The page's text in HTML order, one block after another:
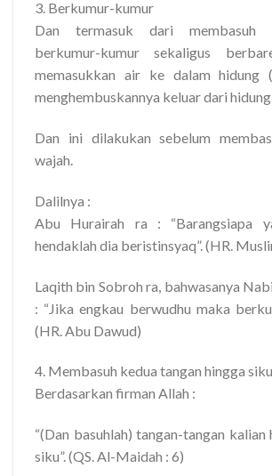
3. Berkumur-kumur
Dan termasuk dari membasuh
berkumur-kumur sekaligus
memasukkan air ke dalam hidung
menghembuskannya keluar dari
Dan ini dilakukan sebelum
wajah.
Dalilnya :
Abu Hurairah ra : “Barangsiapa
hendaklah dia beristinsyaq”. (HR.
Laqith bin Sobroh ra, bahwasanya
: “Jika engkau berwudhu maka
(HR. Abu Dawud)
4. Membasuh kedua tangan hingga siku
Berdasarkan firman Allah :
“(Dan basuhlah) tangan-tangan
siku”. (QS. Al-Maidah : 6)